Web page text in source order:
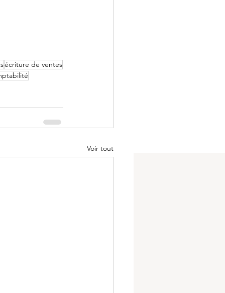
écriture de ventes
Voir tout